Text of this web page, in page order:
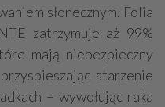
słonecznym. Folia
zatrzymuje aż 99%
mają niebezpieczny
starzenie
– wywołując raka